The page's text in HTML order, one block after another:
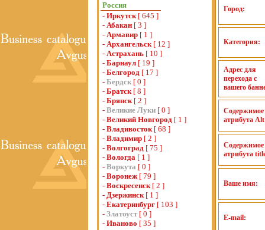
Россия
- Иркутск[ 645 ]
- Абакан [ 3 ]
- Армавир [ 1 ]
- Архангельск[ 12 ]
- Астрахань [ 10 ]
- Барнаул [ 19 ]
- Белгород [ 17 ]
- Бердск [ 0 ]
- Братск[ 8 ]
- Брянск[ 2 ]
- Великие Луки [ 0 ]
- Великий Новгород [ 1 ]
- Владивосток[ 68 ]
- Владимир [ 2 ]
- Волгоград [ 75 ]
- Вологда [ 1 ]
- Воркута [ 0 ]
- Воронеж[ 79 ]
- Воскресенск[ 2 ]
- Дзержинск[ 1 ]
- Екатеринбург [ 103 ]
- Златоуст [ 0 ]
- Иваново [ 35 ]
Город:
Категория:
Адрес для
перехода с
вашего
Содержимое
атрибута
Содержимое
атрибута
Ваше имя:
E-mail: